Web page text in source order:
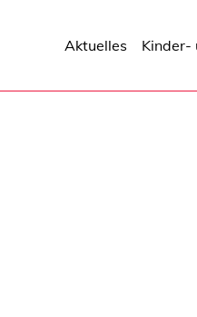
Aktuelles Kinder-